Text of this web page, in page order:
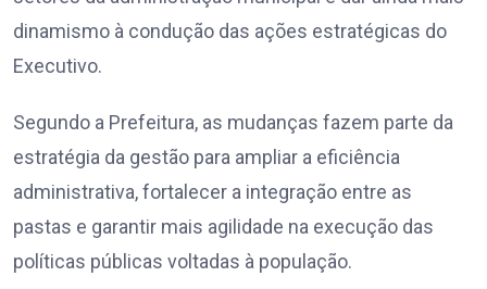
dinamismo à condução das ações estratégicas do
Executivo.
Segundo a Prefeitura, as mudanças fazem parte da
estratégia da gestão para ampliar a eficiência
administrativa, fortalecer a integração entre as
pastas e garantir mais agilidade na execução das
políticas públicas voltadas à população.